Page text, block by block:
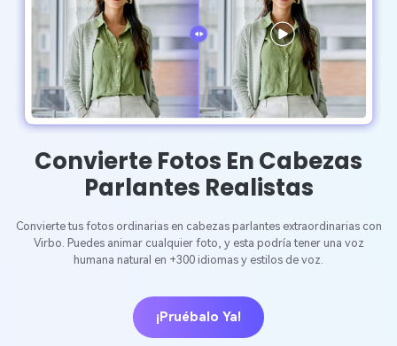
Convierte Fotos En Cabezas
Parlantes Realistas
Convierte tus fotos ordinarias en cabezas parlantes extraordinarias con
Virbo. Puedes animar cualquier foto, y esta podría tener una voz
humana natural en +300 idiomas y estilos de voz.
¡Pruébalo Ya!